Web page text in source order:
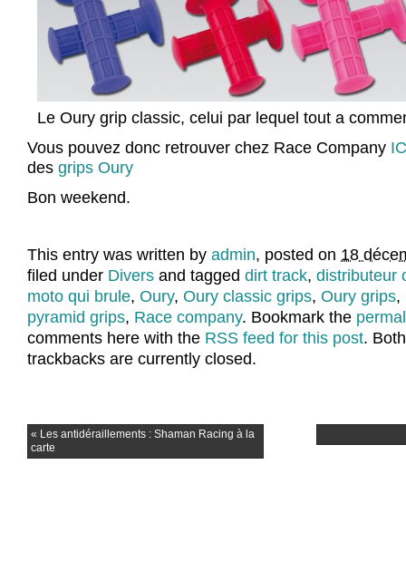
Le Oury grip classic, celui par lequel tout a
Vous pouvez donc retrouver chez Race Company
des grips Oury
Bon weekend.
This entry was written by admin, posted on 18
filed under Divers and tagged dirt track, distributeur
moto qui brule, Oury, Oury classic grips, Oury grips,
pyramid grips, Race company. Bookmark the
comments here with the RSS feed for this post.
trackbacks are currently closed.
« Les antidéraillements : Shaman Racing à la
carte